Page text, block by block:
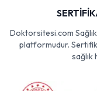
Doktorsitesi.com
platformudur.
sağlık